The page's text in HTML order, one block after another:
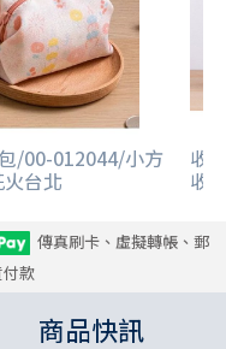
/00-012044/小方
台北
收
收
傳真刷卡、虛擬轉帳、郵
款
商品快訊